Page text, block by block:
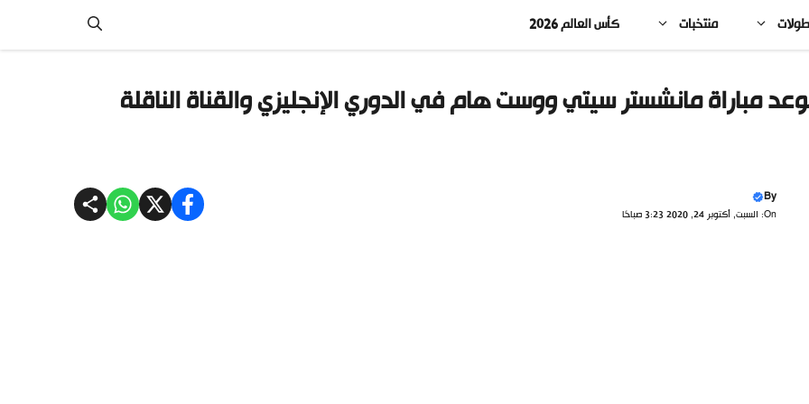
منتخبات كأس العالم 2026
مباراة مانشستر سيتي ووست هام في الدوري الإنجليزي والقناة الناقلة
By
On: السبت, أكتوبر 24, 2020 3:23 صباحًا